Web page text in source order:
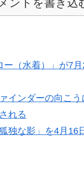
ントを書き込
（水着）」が7
インダーの向こ
れる
独な影」を4月